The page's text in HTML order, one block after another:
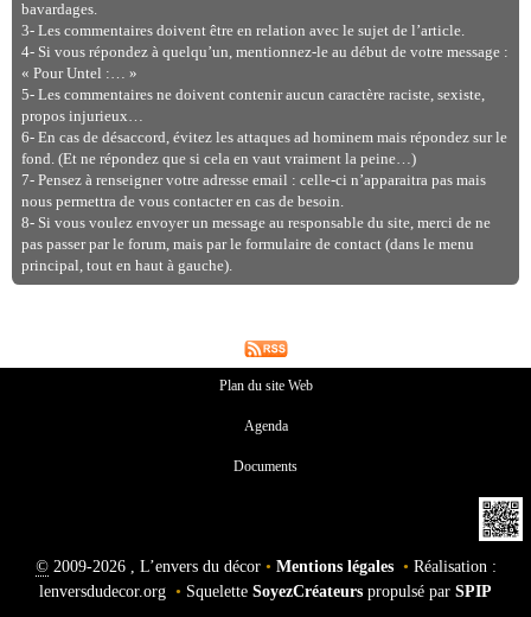
bavardages.
3- Les commentaires doivent être en relation avec le sujet de l’article.
4- Si vous répondez à quelqu’un, mentionnez-le au début de votre message :
« Pour Untel :… »
5- Les commentaires ne doivent contenir aucun caractère raciste, sexiste,
propos injurieux…
6- En cas de désaccord, évitez les attaques ad hominem mais répondez sur le
fond. (Et ne répondez que si cela en vaut vraiment la peine…)
7- Pensez à renseigner votre adresse email : celle-ci n’apparaitra pas mais
nous permettra de vous contacter en cas de besoin.
8- Si vous voulez envoyer un message au responsable du site, merci de ne
pas passer par le forum, mais par le formulaire de contact (dans le menu
principal, tout en haut à gauche).
Plan du site Web
Agenda
Documents
©2009-2026 , L’envers du décor • Mentions légales • Réalisation :
lenversdudecor.org • Squelette SoyezCréateurs propulsé par SPIP